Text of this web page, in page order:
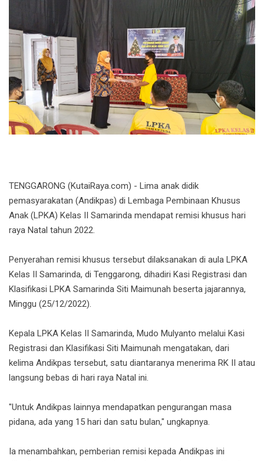
TENGGARONG (KutaiRaya.com) - Lima anak didik
pemasyarakatan (Andikpas) di Lembaga Pembinaan Khusus
Anak (LPKA) Kelas II Samarinda mendapat remisi khusus hari
raya Natal tahun 2022.
Penyerahan remisi khusus tersebut dilaksanakan di aula LPKA
Kelas II Samarinda, di Tenggarong, dihadiri Kasi Registrasi dan
Klasifikasi LPKA Samarinda Siti Maimunah beserta jajarannya,
Minggu (25/12/2022).
Kepala LPKA Kelas II Samarinda, Mudo Mulyanto melalui Kasi
Registrasi dan Klasifikasi Siti Maimunah mengatakan, dari
kelima Andikpas tersebut, satu diantaranya menerima RK II atau
langsung bebas di hari raya Natal ini.
"Untuk Andikpas lainnya mendapatkan pengurangan masa
pidana, ada yang 15 hari dan satu bulan," ungkapnya.
Ia menambahkan, pemberian remisi kepada Andikpas ini